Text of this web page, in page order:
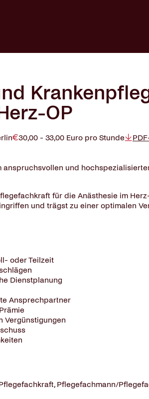
OP
30,00 - 33,00 Euro pro Stunde
anspruchsvollen und
für die Anästhesie im
und trägst zu einer optimalen
oder Teilzeit
Dienstplanung
Ansprechpartner
Vergünstigungen
Pflegefachmann/